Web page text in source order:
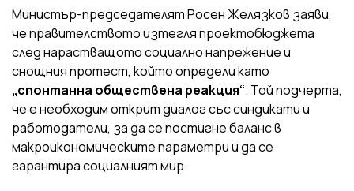
Министър-председателят Росен Желязков заяви,
че правителството изтегля проектобюджета
след нарастващото социално напрежение и
снощния протест, който определи като
„спонтанна обществена реакция“. Той подчерта,
че е необходим открит диалог със синдикати и
работодатели, за да се постигне баланс в
макроикономическите параметри и да се
гарантира социалният мир.